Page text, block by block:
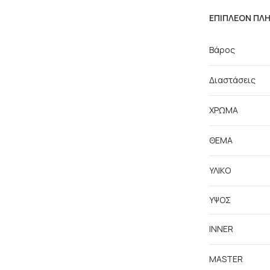
ΕΠΙΠΛΈΟΝ
Βάρος
Διαστάσεις
ΧΡΩΜΑ
ΘΕΜΑ
ΥΛΙΚΟ
ΥΨΟΣ
INNER
MASTER